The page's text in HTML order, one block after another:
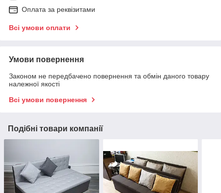
Оплата за реквізитами
Всі умови оплати
Умови повернення
Законом не передбачено повернення та обмін даного товару
належної якості
Всі умови повернення
Подібні товари компанії